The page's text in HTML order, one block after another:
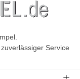
Service